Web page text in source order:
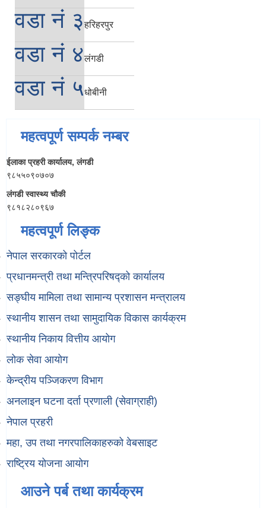
वडा नं ३हरिहरपुर
वडा नं ४लंगडी
वडा नं ५धोबीनी
महत्वपूर्ण सम्पर्क नम्बर
ईलाका प्रहरी कार्यालय, लंगडी
९८५५०९०७०७
लंगडी स्वास्थ्य चौकी
९८१८२८०९६७
महत्वपूर्ण लिङ्क
नेपाल सरकारको पोर्टल
प्रधानमन्त्री तथा मन्त्रिपरिषद्को कार्यालय
सङ्घीय मामिला तथा सामान्य प्रशासन मन्त्रालय
स्थानीय शासन तथा सामुदायिक विकास कार्यक्रम
स्थानीय निकाय वित्तीय आयोग
लोक सेवा आयोग
केन्द्रीय पञ्जिकरण विभाग
अनलाइन घटना दर्ता प्रणाली (सेवाग्राही)
नेपाल प्रहरी
महा, उप तथा नगरपालिकाहरुको वेबसाइट
राष्ट्रिय योजना आयोग
आउने पर्ब तथा कार्यक्रम